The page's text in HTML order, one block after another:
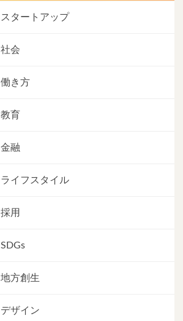
スタートアップ
社会
働き方
教育
金融
ライフスタイル
採用
SDGs
地方創生
デザイン